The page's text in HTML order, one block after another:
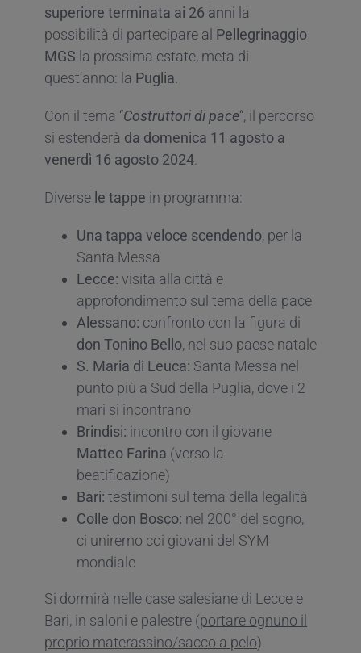
superiore terminata ai 26 anni la
possibilità di partecipare al Pellegrinaggio
MGS la prossima estate, meta di
quest’anno: la Puglia
Con il tema “Costruttori di pace“, il percorso
si estenderà da domenica 11 agosto a
venerdì 16 agosto 2024.
Diverse le tappe in programma:
Una tappa veloce scendendo, per la
Santa Messa
Lecce: visita alla città e
approfondimento sul tema della pace
Alessano: confronto con la figura di
don Tonino Bello, nel suo paese natale
S. Maria di Leuca: Santa Messa nel
punto più a Sud della Puglia, dove i 2
mari si incontrano
Brindisi: incontro con il giovane
Matteo Farina (verso la
beatificazione)
Bari: testimoni sul tema della legalità
Colle don Bosco: nel 200° del sogno,
ci uniremo coi giovani del SYM
mondiale
Si dormirà nelle case salesiane di Lecce e
Bari, in saloni e palestre (portare ognuno il
proprio materassino/sacco a pelo).